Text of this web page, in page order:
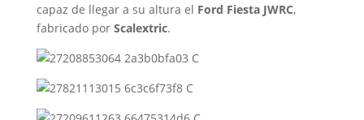
capaz de llegar a su altura el Ford Fiesta JWRC,
fabricado por Scalextric.